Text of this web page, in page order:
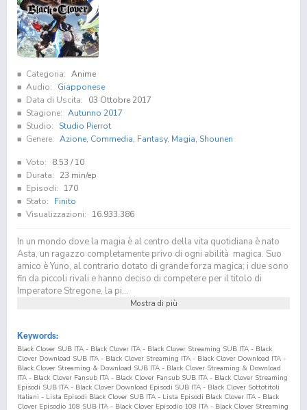
Categoria: Anime
Audio:
Giapponese
Data di Uscita:
03 Ottobre 2017
Stagione: Autunno 2017
Studio:
Studio Pierrot
Genere: Azione, Commedia, Fantasy, Magia, Shounen
Voto: 8.53 / 10
Durata:
23 min/ep
Episodi:
170
Stato:
Finito
Visualizzazioni:
16.933.386
In un mondo dove la magia è al centro della vita quotidiana è nato
Asta, un ragazzo completamente privo di ogni abilità magica. Suo
amico è Yuno, al contrario dotato di grande forza magica; i due sono
fin da piccoli rivali e hanno deciso di competere per il titolo di
Imperatore Stregone, la pi...
Mostra di più
Keywords:
Black Clover SUB ITA - Black Clover ITA - Black Clover Streaming SUB ITA - Black
Clover Download SUB ITA - Black Clover Streaming ITA - Black Clover Download ITA -
Black Clover Streaming & Download SUB ITA - Black Clover Streaming & Download
ITA - Black Clover Fansub ITA - Black Clover Fansub SUB ITA - Black Clover Streaming
Episodi SUB ITA - Black Clover Download Episodi SUB ITA - Black Clover Sottotitoli
Italiani - Lista Episodi Black Clover SUB ITA - Lista Episodi Black Clover ITA - Black
Clover Episodio 108 SUB ITA - Black Clover Episodio 108 ITA - Black Clover Streaming